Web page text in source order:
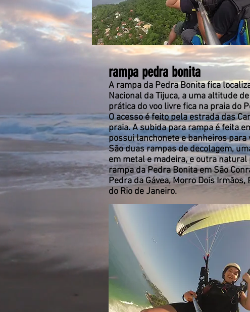
rampa pedra bonita
A rampa da Pedra Bonita fica
Nacional da Tijuca, a uma altitude
prática do voo livre fica na praia do
O acesso é feito pela estrada das
praia. A subida para rampa é feita
possui lanchonete e banheiros
São duas rampas de decolagem,
em metal e madeira, e outra
rampa da Pedra Bonita em São
Pedra da Gávea, Morro Dois
do Rio de Janeiro.